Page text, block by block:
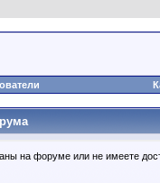
на форуме или не имеете